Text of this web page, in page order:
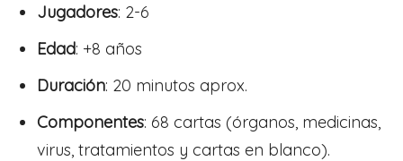
Jugadores: 2-6
Edad: +8 años
Duración: 20 minutos aprox.
Componentes: 68 cartas (órganos, medicinas,
virus, tratamientos y cartas en blanco).